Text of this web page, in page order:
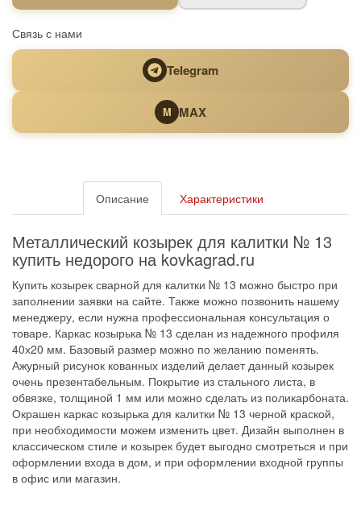
Связь с нами
Telegram
M MAX
Описание Характеристики
Металлический козырек для калитки № 13
купить недорого на kovkagrad.ru
Купить козырек сварной для калитки № 13 можно быстро при
заполнении заявки на сайте. Также можно позвонить нашему
менеджеру, если нужна профессиональная консультация о
товаре. Каркас козырька № 13 сделан из надежного профиля
40х20 мм. Базовый размер можно по желанию поменять.
Ажурный рисунок кованных изделий делает данный козырек
очень презентабельным. Покрытие из стального листа, в
обвязке, толщиной 1 мм или можно сделать из поликарбоната.
Окрашен каркас козырька для калитки № 13 черной краской,
при необходимости можем изменить цвет. Дизайн выполнен в
классическом стиле и козырек будет выгодно смотреться и при
оформлении входа в дом, и при оформлении входной группы
в офис или магазин.